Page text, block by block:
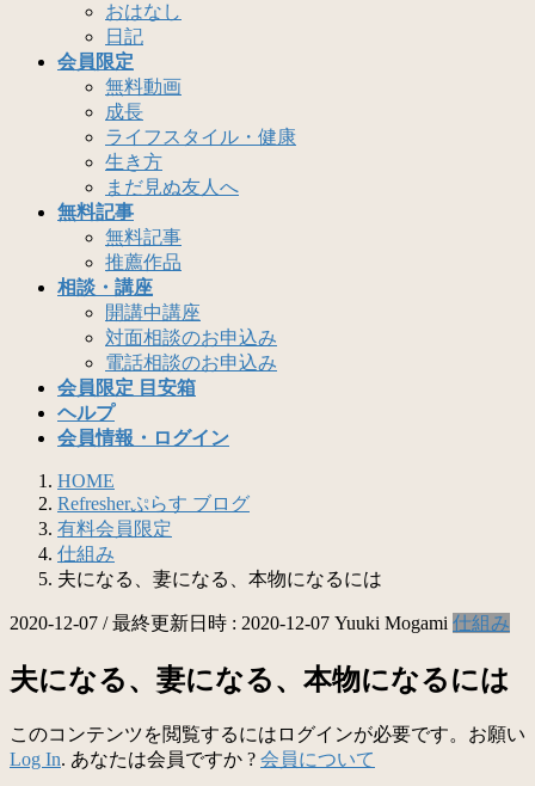
おはなし
日記
会員限定
無料動画
成長
ライフスタイル・健康
生き方
まだ見ぬ友人へ
無料記事
無料記事
推薦作品
相談・講座
開講中講座
対面相談のお申込み
電話相談のお申込み
会員限定 目安箱
ヘルプ
会員情報・ログイン
HOME
Refresherぷらす ブログ
有料会員限定
仕組み
夫になる、妻になる、本物になるには
2020-12-07 / 最終更新日時 : 2020-12-07 Yuuki Mogami 仕組み
夫になる、妻になる、本物になるには
このコンテンツを閲覧するにはログインが必要です。お願い
Log In. あなたは会員ですか ? 会員について